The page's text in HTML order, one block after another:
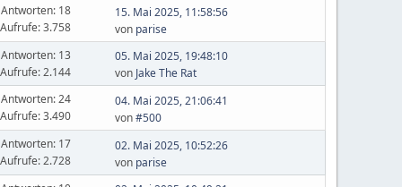
Antworten: 18
Aufrufe: 3.758
15. Mai 2025, 11:58:56
von parise
Antworten: 13
Aufrufe: 2.144
05. Mai 2025, 19:48:10
von Jake The Rat
Antworten: 24
Aufrufe: 3.490
04. Mai 2025, 21:06:41
von#500
Antworten: 17
Aufrufe: 2.728
02. Mai 2025, 10:52:26
von parise